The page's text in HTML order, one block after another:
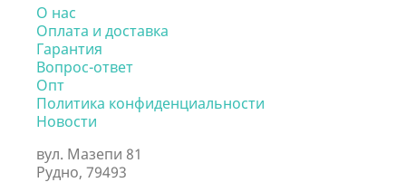
О нас
Оплата и доставка
Гарантия
Вопрос-ответ
Опт
Политика конфиденциальности
Новости
вул. Мазепи 81
Рудно, 79493